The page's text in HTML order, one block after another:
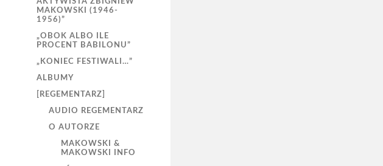
MAKOWSKI (1946-
1956)”
„OBOK ALBO ILE
PROCENT BABILONU”
„KONIEC FESTIWALI…”
ALBUMY
[REGEMENTARZ]
AUDIO REGEMENTARZ
O AUTORZE
MAKOWSKI &
MAKOWSKI INFO